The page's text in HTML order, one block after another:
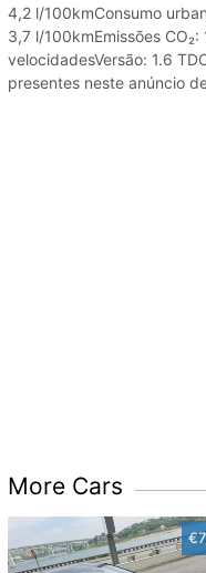
4,2 l/100kmConsumo
3,7 l/100kmEmissões
velocidadesVersão: 1.6
presentes neste anúncio
More Cars